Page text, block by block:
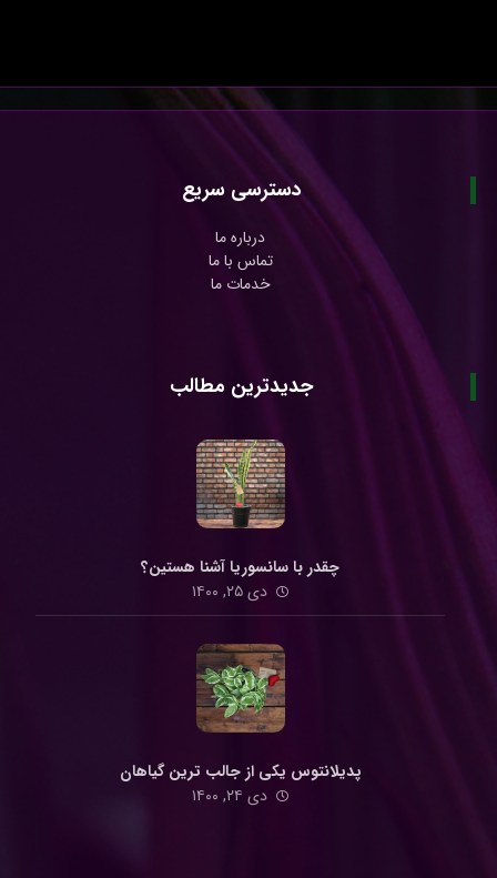
دسترسی سریع
درباره ما
تماس با ما
خدمات ما
جدیدترین مطالب
چقدر با سانسوریا آشنا هستین؟
دی ۲۵, ۱۴۰۰
پدیلانتوس یکی از جالب ترین گیاهان
دی ۲۴, ۱۴۰۰